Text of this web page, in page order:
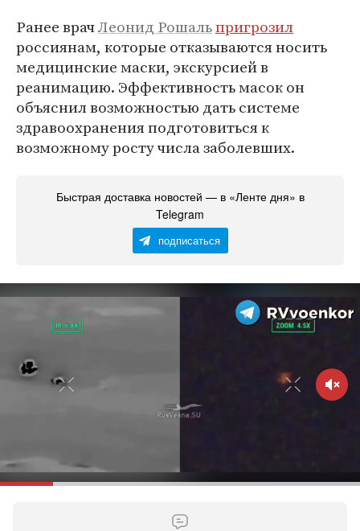
Ранее врачЛеонид Рошальпригрозил
россиянам, которые отказываются носить
медицинские маски, экскурсией в
реанимацию. Эффективность масок он
объяснил возможностью дать системе
здравоохранения подготовиться к
возможному росту числа заболевших.
Быстрая доставка новостей — в «Ленте дня» в
Telegram
подписаться